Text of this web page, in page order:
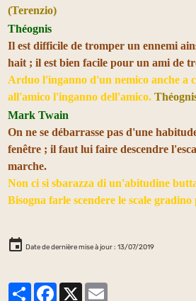
(Terenzio)
Théognis
Il est difficile de tromper un ennemi
hait ; il est bien facile pour un ami de
Arduo l'inganno d'un nemico anche a
all'amico l'inganno dell'amico.
Mark Twain
On ne se débarrasse pas d'une
fenêtre ; il faut lui faire descendre
marche.
Non ci si sbarazza di un'abitudine
Bisogna farle scendere le scale
Date de dernière mise à jour : 13/07/2019
PartagerFacebook
X